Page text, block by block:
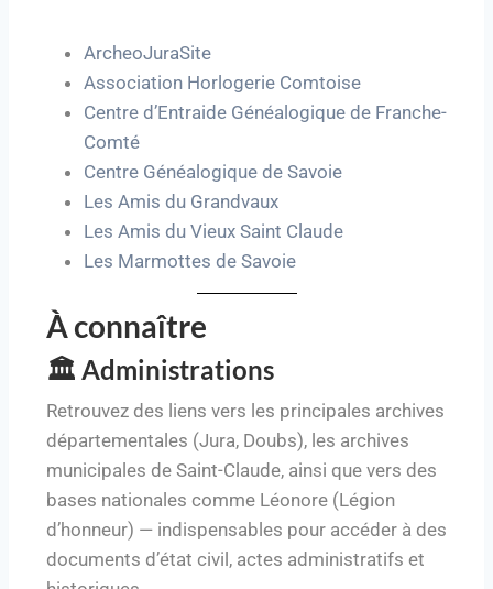
ArcheoJuraSite
Association Horlogerie Comtoise
Centre d’Entraide Généalogique de Franche-
Comté
Centre Généalogique de Savoie
Les Amis du Grandvaux
Les Amis du Vieux Saint Claude
Les Marmottes de Savoie
À connaître
🏛️ Administrations
Retrouvez des liens vers les principales archives
départementales (Jura, Doubs), les archives
municipales de Saint-Claude, ainsi que vers des
bases nationales comme Léonore (Légion
d’honneur) — indispensables pour accéder à des
documents d’état civil, actes administratifs et